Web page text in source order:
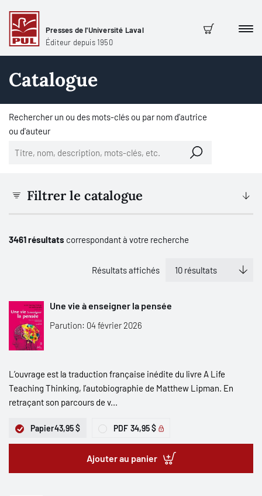
Presses de l'Université Laval
Éditeur depuis 1950
Panier
Catalogue
Rechercher un ou des mots-clés ou par nom d'autrice
ou d'auteur
Filtrer le catalogue
3461 résultats correspondant à votre recherche
Résultats affichés
Une vie à enseigner la pensée
Parution: 04 février 2026
L’ouvrage est la traduction française inédite du livre A Life
Teaching Thinking, l’autobiographie de Matthew Lipman. En
retraçant son parcours de v...
Papier43,95 $ PDF 34,95 $
Ajouter au panier